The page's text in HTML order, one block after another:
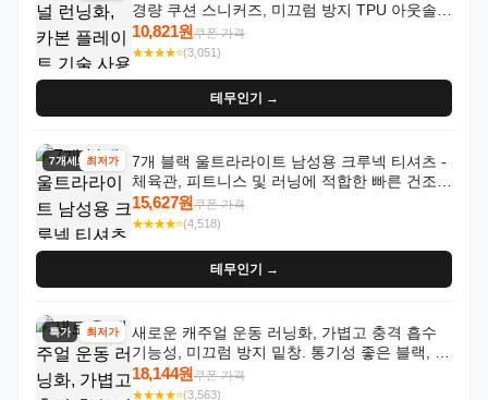
경량 쿠션 스니커즈, 미끄럼 방지 TPU 아웃솔,
통기성 화이트-퍼플 그라데이션, 헬스, 트레이
닝 - 남성용, 여성용, 모든 계절에 적합
10,821원쿠폰 가격
★★★★⭐(3,051)
테무인기 →
7개세트최저가
7개 블랙 울트라라이트 남성용 크루넥 티셔츠 -
체육관, 피트니스 및 러닝에 적합한 빠른 건조,
통기성 좋은 수분 흡수 반팔 운동복
15,627원쿠폰 가격
★★★★⭐(4,518)
테무인기 →
특가 최저가
새로운 캐주얼 운동 러닝화, 가볍고 충격 흡수
기능성, 미끄럼 방지 밑창. 통기성 좋은 블랙, 화
이트, 퍼플 그라데이션 색상
18,144원쿠폰 가격
★★★★⭐(3,563)